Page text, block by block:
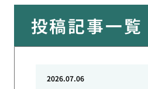
投稿記事一覧
2026.07.06